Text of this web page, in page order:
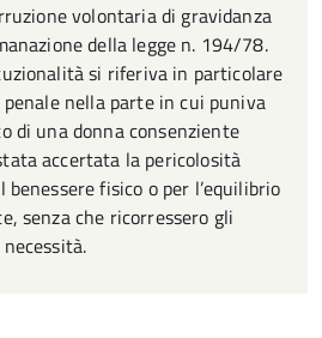
volontaria di gravidanza
della legge n. 194/78.
si riferiva in particolare
penale nella parte in cui puniva
di una donna consenziente
accertata la pericolosità
fisico o per l’equilibrio
senza che ricorressero gli